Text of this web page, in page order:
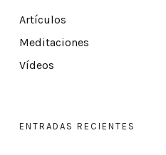
Artículos
Meditaciones
Vídeos
ENTRADAS RECIENTES